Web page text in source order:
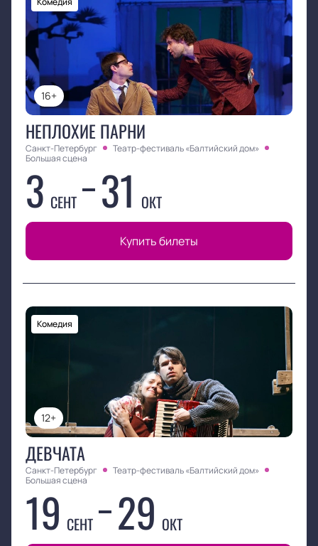
16+
НЕПЛОХИЕ ПАРНИ
Санкт-Петербург
Театр-фестиваль «Балтийский дом»
Большая сцена
3 СЕНТ 31 ОКТ
Купить билеты
12+
Комедия
ДЕВЧАТА
Санкт-Петербург
Театр-фестиваль «Балтийский дом»
Большая сцена
19 СЕНТ 29 ОКТ